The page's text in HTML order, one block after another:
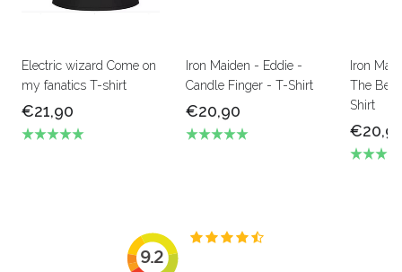
Electric wizard Come on
my fanatics T-shirt
€21,90
Iron Maiden - Eddie -
Candle Finger - T-Shirt
€20,90
Iron
The
Shirt